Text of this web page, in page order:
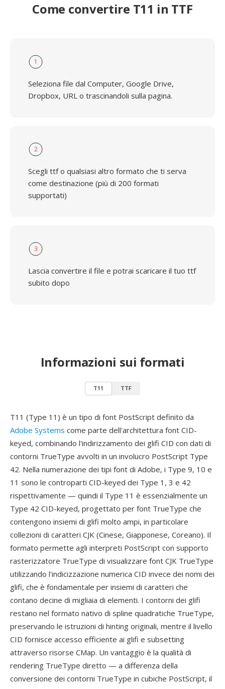
Come convertire T11 in TTF
1
Seleziona file dal Computer, Google Drive,
Dropbox, URL o trascinandoli sulla pagina.
2
Scegli ttf o qualsiasi altro formato che ti serva
come destinazione (più di 200 formati
supportati)
3
Lascia convertire il file e potrai scaricare il tuo ttf
subito dopo
Informazioni sui formati
T11 TTF
T11 (Type 11) è un tipo di font PostScript definito da
Adobe Systems come parte dell'architettura font CID-
keyed, combinando l'indirizzamento dei glifi CID con dati di
contorni TrueType avvolti in un involucro PostScript Type
42. Nella numerazione dei tipi font di Adobe, i Type 9, 10 e
11 sono le controparti CID-keyed dei Type 1, 3 e 42
rispettivamente — quindi il Type 11 è essenzialmente un
Type 42 CID-keyed, progettato per font TrueType che
contengono insiemi di glifi molto ampi, in particolare
collezioni di caratteri CJK (Cinese, Giapponese, Coreano). Il
formato permette agli interpreti PostScript con supporto
rasterizzatore TrueType di visualizzare font CJK TrueType
utilizzando l'indicizzazione numerica CID invece dei nomi dei
glifi, che è fondamentale per insiemi di caratteri che
contano decine di migliaia di elementi. I contorni dei glifi
restano nel formato nativo di spline quadratiche TrueType,
preservando le istruzioni di hinting originali, mentre il livello
CID fornisce accesso efficiente ai glifi e subsetting
attraverso risorse CMap. Un vantaggio è la qualità di
rendering TrueType diretto — a differenza della
conversione dei contorni TrueType in cubiche PostScript, il